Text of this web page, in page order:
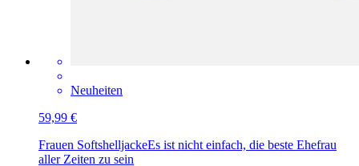
Neuheiten
59,99 €
Frauen SoftshelljackeEs ist nicht einfach, die beste Ehefrau
aller Zeiten zu sein